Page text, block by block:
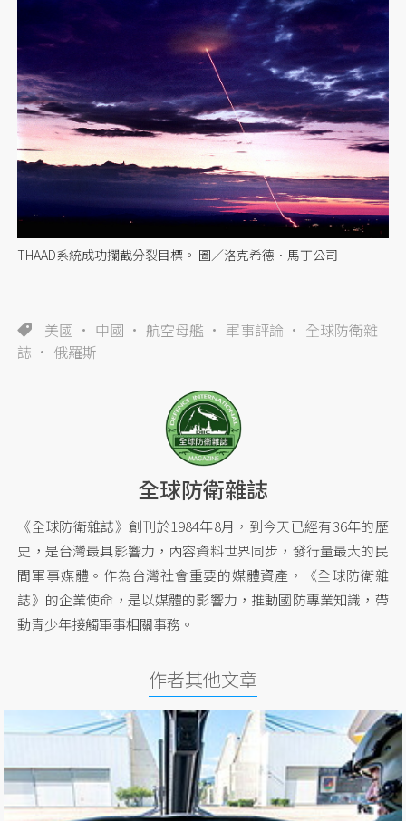
THAAD系統成功攔截分裂目標。 圖／洛克希德．馬丁公司
美國 中國 航空母艦 軍事評論
全球防衛雜
誌
俄羅斯
全球防衛雜誌
《全球防衛雜誌》創刊於1984年8月，到今天已經有36年的歷
史，是台灣最具影響力，內容資料世界同步，發行量最大的民
間軍事媒體。作為台灣社會重要的媒體資產，《全球防衛雜
誌》的企業使命，是以媒體的影響力，推動國防專業知識，帶
動青少年接觸軍事相關事務。
作者其他文章